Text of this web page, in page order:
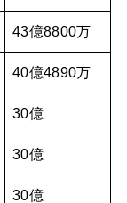
43億8800万
40億4890万
30億
30億
30億